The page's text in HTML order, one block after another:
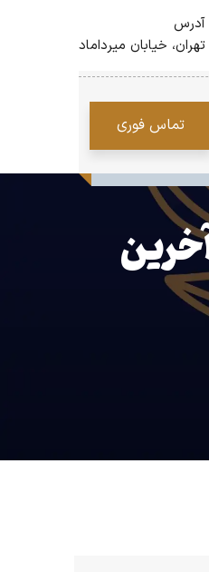
آدرس
تهران، خیابان میرداماد
تماس فوری
و املاک کشور مصوب ۱۳۱۰ با آخرین